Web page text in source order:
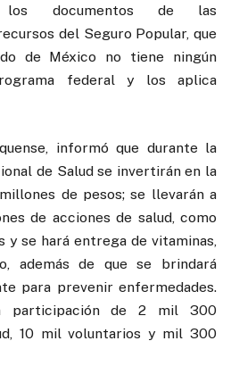
los documentos de las
del Seguro Popular, que
de México no tiene ningún
federal y los aplica
informó que durante la
de Salud se invertirán en la
de pesos; se llevarán a
de acciones de salud, como
y se hará entrega de vitaminas,
además de que se brindará
para prevenir enfermedades.
participación de 2 mil 300
10 mil voluntarios y mil 300